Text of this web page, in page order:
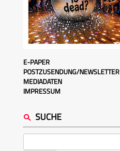
E-PAPER
POSTZUSENDUNG/NEWSLETTER
MEDIADATEN
IMPRESSUM
SUCHE